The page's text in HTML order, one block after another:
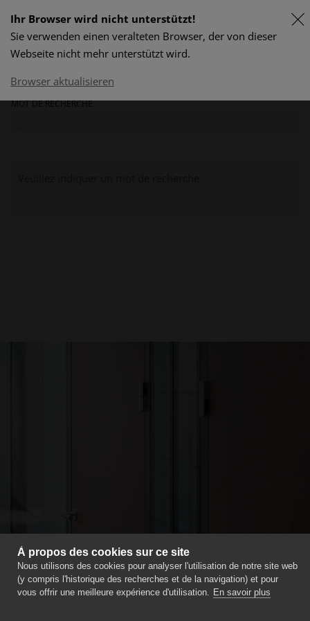
À propos des cookies sur ce site
Nous utilisons des cookies pour analyser l'utilisation de notre site web
(y compris l'historique des recherches et de la navigation) et pour
vous offrir une meilleure expérience d'utilisation. En savoir plus
DE
MOT DE RECHERCHE
Ihr Browser wird nicht unterstützt!
Sie verwenden einen veralteten Browser, der von dieser
Webseite nicht mehr unterstützt wird.
Browser aktualisieren